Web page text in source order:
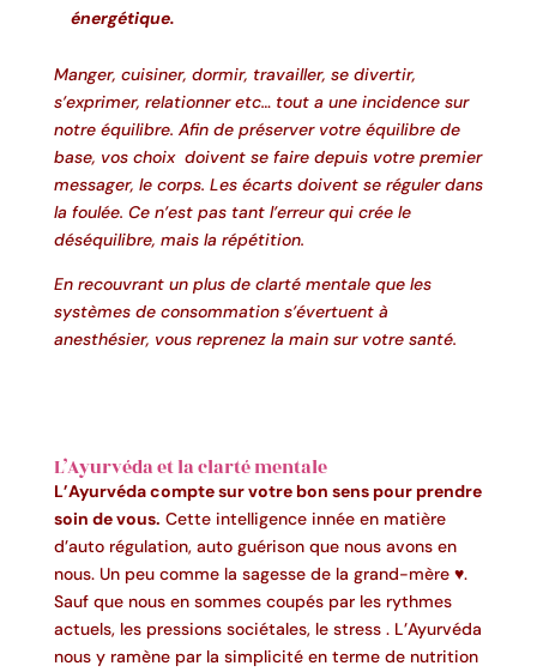
énergétique.
Manger, cuisiner, dormir, travailler, se divertir,
s’exprimer, relationner etc… tout a une incidence sur
notre équilibre. Afin de préserver votre équilibre de
base, vos choix doivent se faire depuis votre premier
messager, le corps. Les écarts doivent se réguler dans
la foulée. Ce n’est pas tant l’erreur qui crée le
déséquilibre, mais la répétition.
En recouvrant un plus de clarté mentale que les
systèmes de consommation s’évertuent à
anesthésier, vous reprenez la main sur votre santé.
L’Ayurvéda et la clarté mentale
L’Ayurvéda compte sur votre bon sens pour prendre
soin de vous. Cette intelligence innée en matière
d’auto régulation, auto guérison que nous avons en
nous. Un peu comme la sagesse de la grand-mère ♥.
Sauf que nous en sommes coupés par les rythmes
actuels, les pressions sociétales, le stress . L’Ayurvéda
nous y ramène par la simplicité en terme de nutrition